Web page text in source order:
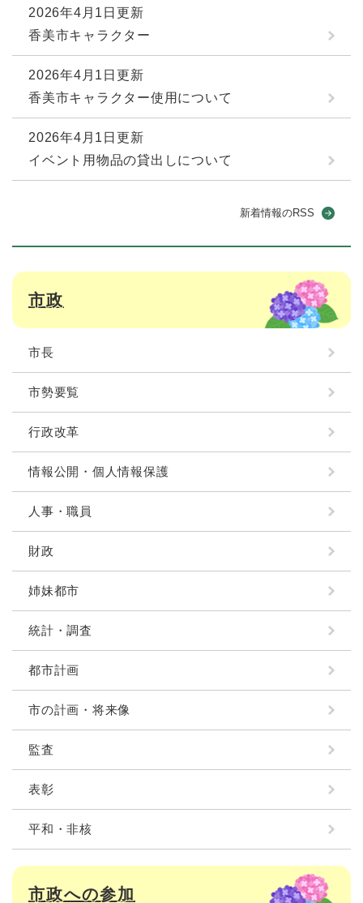
2026年4月1日更新
香美市キャラクター
2026年4月1日更新
香美市キャラクター使用について
2026年4月1日更新
イベント用物品の貸出しについて
新着情報のRSS
市政
市長
市勢要覧
行政改革
情報公開・個人情報保護
人事・職員
財政
姉妹都市
統計・調査
都市計画
市の計画・将来像
監査
表彰
平和・非核
市政への参加